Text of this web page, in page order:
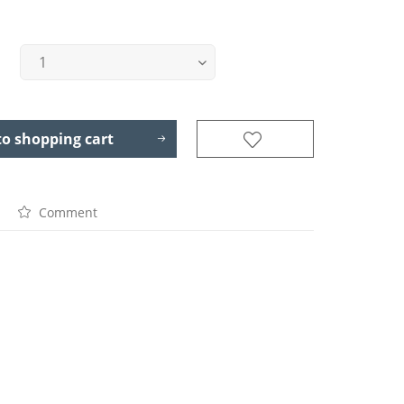
shopping cart
Comment